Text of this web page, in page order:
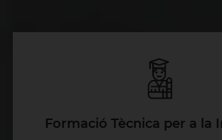
Formació Tècnica per a la